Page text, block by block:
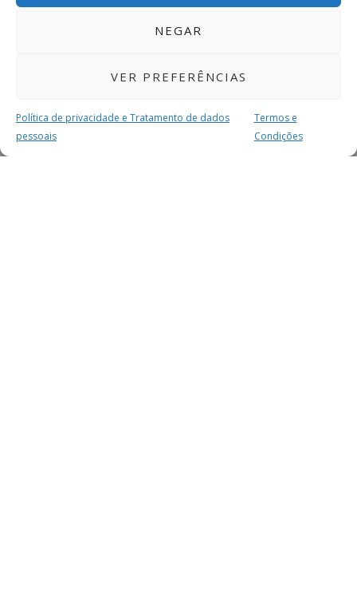
NEGAR
VER PREFERÊNCIAS
Política de privacidade e Tratamento de dados
pessoais
Termos e
Condições